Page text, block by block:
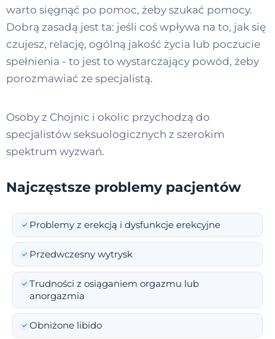
warto sięgnąć po pomoc, żeby szukać pomocy.
Dobrą zasadą jest ta: jeśli coś wpływa na to, jak się
czujesz, relację, ogólną jakość życia lub poczucie
spełnienia - to jest to wystarczający powód, żeby
porozmawiać ze specjalistą.
Osoby z Chojnic i okolic przychodzą do
specjalistów seksuologicznych z szerokim
spektrum wyzwań.
Najczęstsze problemy pacjentów
Problemy z erekcją i dysfunkcje erekcyjne
Przedwczesny wytrysk
Trudności z osiąganiem orgazmu lub
anorgazmia
Obniżone libido